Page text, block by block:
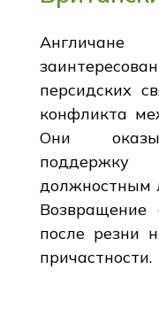
персидских
конфликта
Они
должностным
Возвращение
после резни
причастности.